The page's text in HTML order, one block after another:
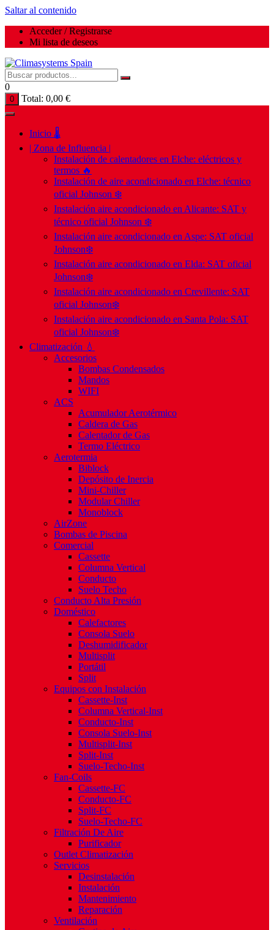
Saltar al contenido
Acceder / Registrarse
Mi lista de deseos
0
0 Total: 0,00 €
Inicio 🌡️
| Zona de Influencia |
Instalación de calentadores en Elche: eléctricos y
termos 🔥
Instalación de aire acondicionado en Elche: técnico
oficial Johnson ❄️
Instalación aire acondicionado en Alicante: SAT y
técnico oficial Johnson ❄️
Instalación aire acondicionado en Aspe: SAT oficial
Johnson❄️
Instalación aire acondicionado en Elda: SAT oficial
Johnson❄️
Instalación aire acondicionado en Crevillente: SAT
oficial Johnson❄️
Instalación aire acondicionado en Santa Pola: SAT
oficial Johnson❄️
Climatización 💧
Accesorios
Bombas Condensados
Mandos
WIFI
ACS
Acumulador Aerotérmico
Caldera de Gas
Calentador de Gas
Termo Eléctrico
Aerotermia
Biblock
Depósito de Inercia
Mini-Chiller
Modular Chiller
Monoblock
AirZone
Bombas de Piscina
Comercial
Cassette
Columna Vertical
Conducto
Suelo Techo
Conducto Alta Presión
Doméstico
Calefactores
Consola Suelo
Deshumidificador
Multisplit
Portátil
Split
Equipos con Instalación
Cassette-Inst
Columna Vertical-Inst
Conducto-Inst
Consola Suelo-Inst
Multisplit-Inst
Split-Inst
Suelo-Techo-Inst
Fan-Coils
Cassette-FC
Conducto-FC
Split-FC
Suelo-Techo-FC
Filtración De Aire
Purificador
Outlet Climatización
Servicios
Desinstalación
Instalación
Mantenimiento
Reparación
Ventilación